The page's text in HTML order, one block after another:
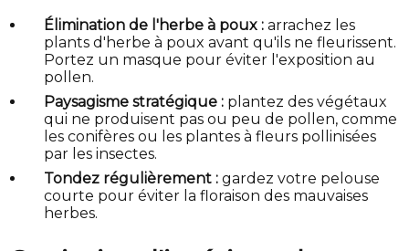
Élimination de l'herbe à poux : arrachez les
plants d'herbe à poux avant qu'ils ne fleurissent.
Portez un masque pour éviter l'exposition au
pollen.
Paysagisme stratégique : plantez des végétaux
qui ne produisent pas ou peu de pollen, comme
les conifères ou les plantes à fleurs pollinisées
par les insectes.
Tondez régulièrement : gardez votre pelouse
courte pour éviter la floraison des mauvaises
herbes.